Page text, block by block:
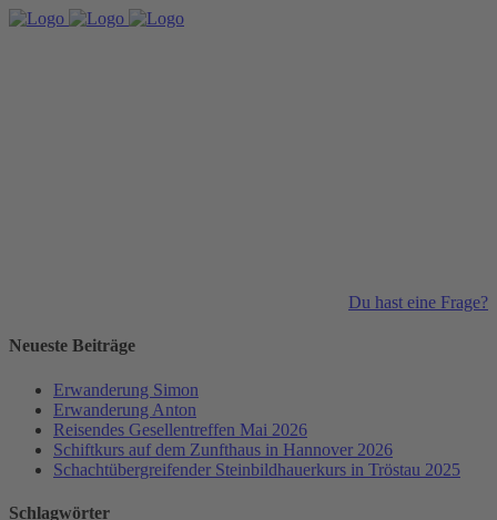
Du hast eine Frage?
Neueste Beiträge
Erwanderung Simon
Erwanderung Anton
Reisendes Gesellentreffen Mai 2026
Schiftkurs auf dem Zunfthaus in Hannover 2026
Schachtübergreifender Steinbildhauerkurs in Tröstau 2025
Schlagwörter